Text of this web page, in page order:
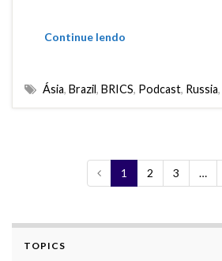
Continue lendo
Ásia, Brazil, BRICS, Podcast, Russia,
1 2 3 …
TOPICS